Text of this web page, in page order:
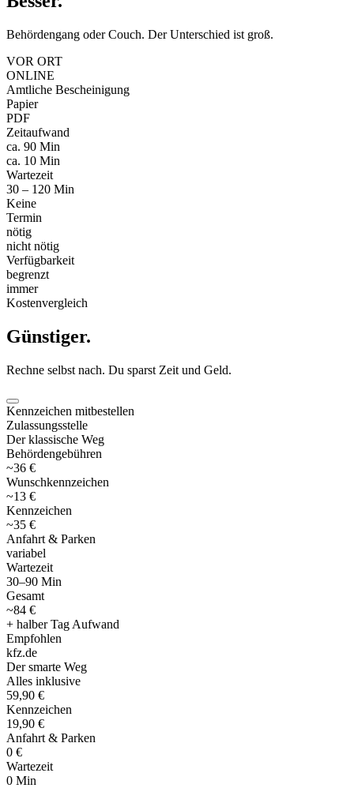
Behördengang oder Couch. Der Unterschied ist groß.
VOR ORT
ONLINE
Amtliche Bescheinigung
Papier
PDF
Zeitaufwand
ca. 90 Min
ca. 10 Min
Wartezeit
30 – 120 Min
Keine
Termin
nötig
nicht nötig
Verfügbarkeit
begrenzt
immer
Kostenvergleich
Günstiger.
Rechne selbst nach. Du sparst Zeit und Geld.
Kennzeichen mitbestellen
Zulassungsstelle
Der klassische Weg
Behördengebühren
~36 €
Wunschkennzeichen
~13 €
Kennzeichen
~35 €
Anfahrt & Parken
variabel
Wartezeit
30–90 Min
Gesamt
~84 €
+ halber Tag Aufwand
Empfohlen
kfz.de
Der smarte Weg
Alles inklusive
59,90 €
Kennzeichen
19,90 €
Anfahrt & Parken
0 €
Wartezeit
0 Min